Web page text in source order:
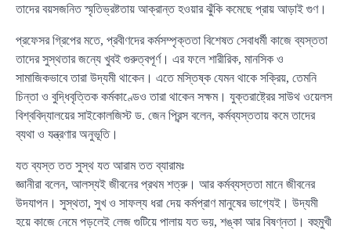
তাদের বয়সজনিত স্মৃতিভ্রষ্টতায় আক্রান্ত হওয়ার ঝুঁকি কমেছে প্রায় আড়াই গুণ।
প্রফেসর গ্রিপের মতে, প্রবীণদের কর্মসম্পৃক্ততা বিশেষত সেবাধর্মী কাজে ব্যস্ততা
তাদের সুস্থতার জন্যে খুবই গুরুত্বপূর্ণ। এর ফলে শারীরিক, মানসিক ও
সামাজিকভাবে তারা উদ্যমী থাকেন। এতে মস্তিষ্ক যেমন থাকে সক্রিয়, তেমনি
চিন্তা ও বুদ্ধিবৃত্তিক কর্মকাণ্ডেও তারা থাকেন সক্ষম। যুক্তরাষ্ট্রের সাউথ ওয়েলস
বিশ্ববিদ্যালয়ের সাইকোলজিস্ট ড. জেন প্রিন্স বলেন, কর্মব্যস্ততায় কমে তাদের
ব্যথা ও যন্ত্রণার অনুভূতি।
যত ব্যস্ত তত সুস্থ যত আরাম তত ব্যারামঃ
জ্ঞানীরা বলেন, আলস্যই জীবনের প্রথম শত্রু। আর কর্মব্যস্ততা মানে জীবনের
উদযাপন। সুস্থতা, সুখ ও সাফল্য ধরা দেয় কর্মপ্রাণ মানুষের ভাগ্যেই। উদ্যমী
হয়ে কাজে নেমে পড়লেই লেজ গুটিয়ে পালায় যত ভয়, শঙ্কা আর বিষণ্নতা। বহুমুখী